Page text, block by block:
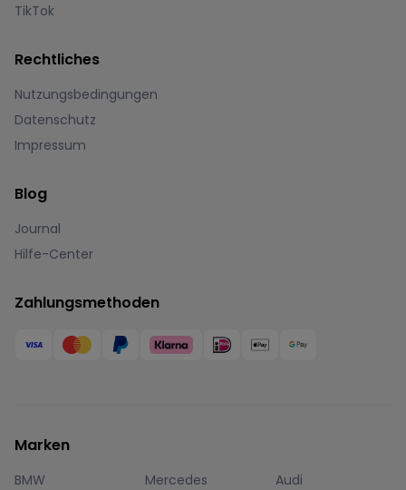
TikTok
Rechtliches
Nutzungsbedingungen
Datenschutz
Impressum
Blog
Journal
Hilfe-Center
Zahlungsmethoden
Marken
BMW Mercedes
Audi